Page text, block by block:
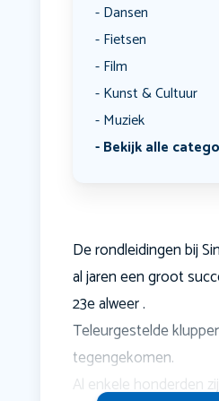
Dansen
Fietsen
Film
Kunst & Cultuur
Muziek
Bekijk alle
De rondleidingen bij
al jaren een groot
23e alweer .
Teleurgestelde
tegengekomen.
Al enkele honderden